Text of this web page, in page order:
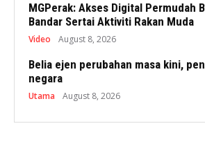
MGPerak: Akses Digital Permudah
Bandar Sertai Aktiviti Rakan Muda
Video August 8, 2026
Belia ejen perubahan masa kini,
negara
Utama August 8, 2026